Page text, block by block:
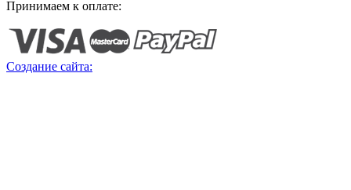
Принимаем к оплате:
Создание сайта: